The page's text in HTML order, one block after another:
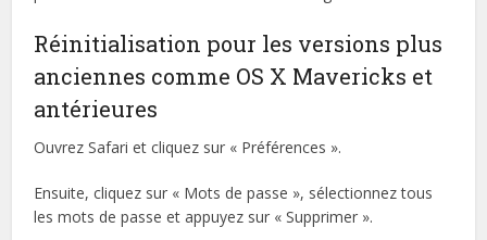
Réinitialisation pour les versions plus
anciennes comme OS X Mavericks et
antérieures
Ouvrez Safari et cliquez sur « Préférences ».
Ensuite, cliquez sur « Mots de passe », sélectionnez tous
les mots de passe et appuyez sur « Supprimer ».